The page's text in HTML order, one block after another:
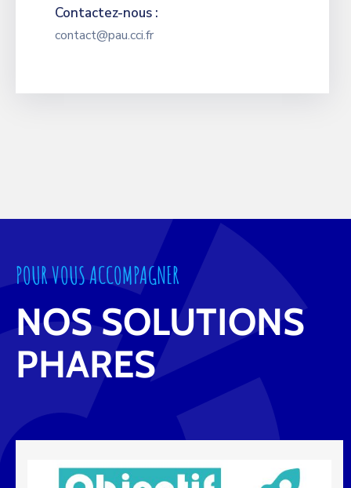
Contactez-nous :
contact@pau.cci.fr
POUR VOUS ACCOMPAGNER
NOS SOLUTIONS
PHARES